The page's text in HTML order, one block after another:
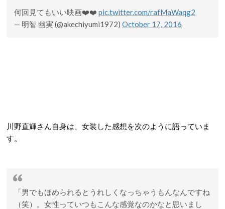
何回見てもいい映画❤️❤️ pic.twitter.com/rafMaWaqg2
— 明智 幽実 (@akechiyumi1972) October 17, 2016
川野直輝さん自身は、女装した感想を次のように語っていま
す。
「男でもほめられるとうれしくなっちゃうもんなんですね
（笑）。女性っていつもこんな感覚なのかなと思いまし